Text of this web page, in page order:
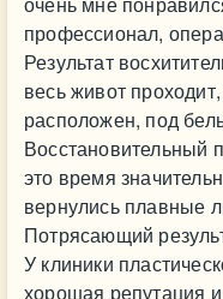
профессионал,
Результат
весь живот
расположен, под
Восстановительный
это время
вернулись плавные
Потрясающий
У клиники
хорошая репутация